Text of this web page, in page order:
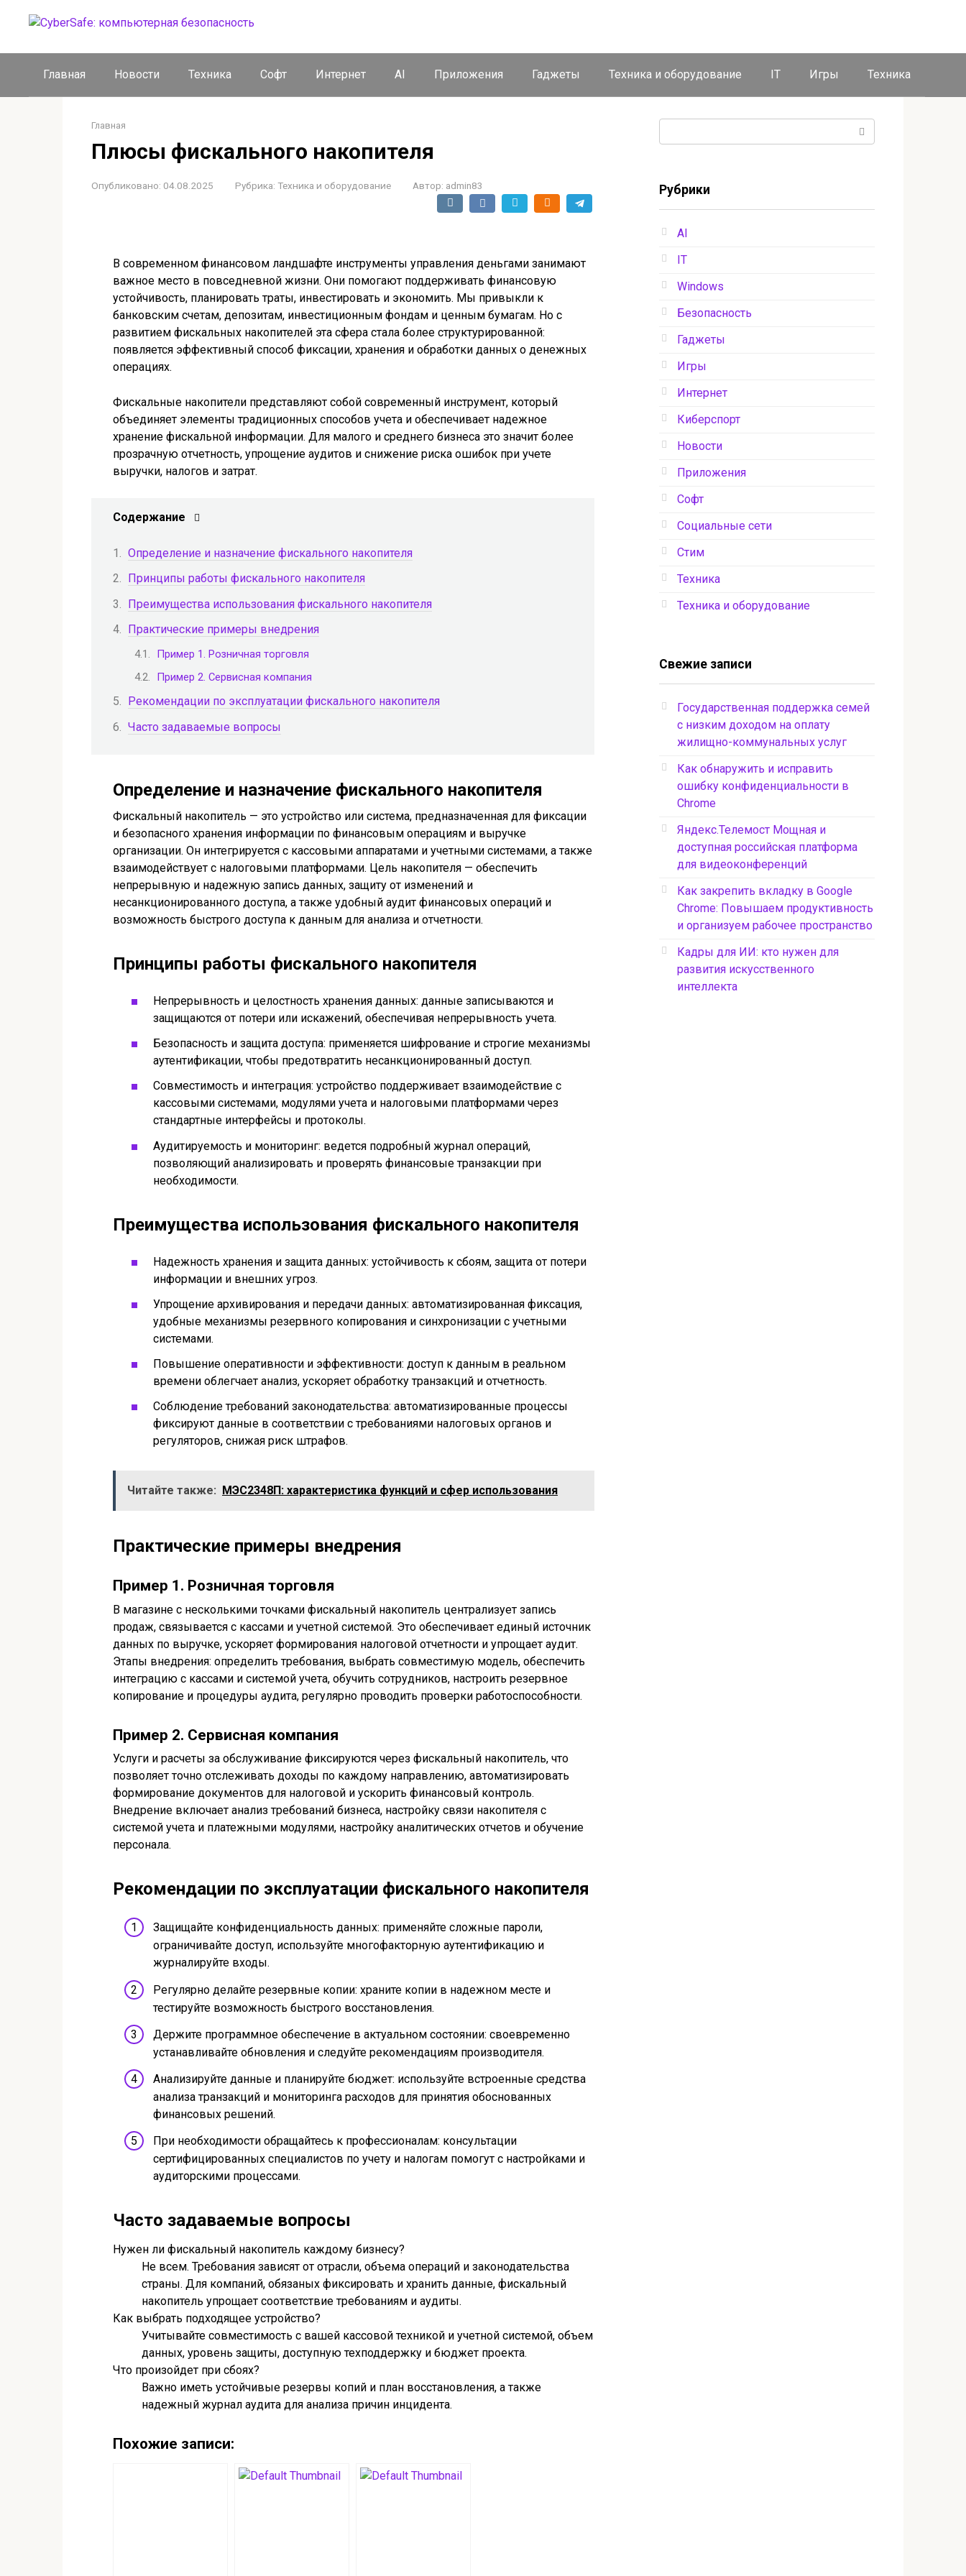
Главная Новости Техника Софт Интернет AI Приложения Гаджеты Техника и оборудование IT Игры Техника
Главная
Плюсы фискального накопителя
Опубликовано: 04.08.2025 Рубрика: Техника и оборудование Автор: admin83
В современном финансовом ландшафте инструменты управления деньгами занимают
важное место в повседневной жизни. Они помогают поддерживать финансовую
устойчивость, планировать траты, инвестировать и экономить. Мы привыкли к
банковским счетам, депозитам, инвестиционным фондам и ценным бумагам. Но с
развитием фискальных накопителей эта сфера стала более структурированной:
появляется эффективный способ фиксации, хранения и обработки данных о денежных
операциях.
Фискальные накопители представляют собой современный инструмент, который
объединяет элементы традиционных способов учета и обеспечивает надежное
хранение фискальной информации. Для малого и среднего бизнеса это значит более
прозрачную отчетность, упрощение аудитов и снижение риска ошибок при учете
выручки, налогов и затрат.
Содержание
Определение и назначение фискального накопителя
Принципы работы фискального накопителя
Преимущества использования фискального накопителя
Практические примеры внедрения
Пример 1. Розничная торговля
Пример 2. Сервисная компания
Рекомендации по эксплуатации фискального накопителя
Часто задаваемые вопросы
Определение и назначение фискального накопителя
Фискальный накопитель — это устройство или система, предназначенная для фиксации
и безопасного хранения информации по финансовым операциям и выручке
организации. Он интегрируется с кассовыми аппаратами и учетными системами, а также
взаимодействует с налоговыми платформами. Цель накопителя — обеспечить
непрерывную и надежную запись данных, защиту от изменений и
несанкционированного доступа, а также удобный аудит финансовых операций и
возможность быстрого доступа к данным для анализа и отчетности.
Принципы работы фискального накопителя
Непрерывность и целостность хранения данных: данные записываются и
защищаются от потери или искажений, обеспечивая непрерывность учета.
Безопасность и защита доступа: применяется шифрование и строгие механизмы
аутентификации, чтобы предотвратить несанкционированный доступ.
Совместимость и интеграция: устройство поддерживает взаимодействие с
кассовыми системами, модулями учета и налоговыми платформами через
стандартные интерфейсы и протоколы.
Аудитируемость и мониторинг: ведется подробный журнал операций,
позволяющий анализировать и проверять финансовые транзакции при
необходимости.
Преимущества использования фискального накопителя
Надежность хранения и защита данных: устойчивость к сбоям, защита от потери
информации и внешних угроз.
Упрощение архивирования и передачи данных: автоматизированная фиксация,
удобные механизмы резервного копирования и синхронизации с учетными
системами.
Повышение оперативности и эффективности: доступ к данным в реальном
времени облегчает анализ, ускоряет обработку транзакций и отчетность.
Соблюдение требований законодательства: автоматизированные процессы
фиксируют данные в соответствии с требованиями налоговых органов и
регуляторов, снижая риск штрафов.
Читайте также: МЭС2348П: характеристика функций и сфер использования
Практические примеры внедрения
Пример 1. Розничная торговля
В магазине с несколькими точками фискальный накопитель централизует запись
продаж, связывается с кассами и учетной системой. Это обеспечивает единый источник
данных по выручке, ускоряет формирования налоговой отчетности и упрощает аудит.
Этапы внедрения: определить требования, выбрать совместимую модель, обеспечить
интеграцию с кассами и системой учета, обучить сотрудников, настроить резервное
копирование и процедуры аудита, регулярно проводить проверки работоспособности.
Пример 2. Сервисная компания
Услуги и расчеты за обслуживание фиксируются через фискальный накопитель, что
позволяет точно отслеживать доходы по каждому направлению, автоматизировать
формирование документов для налоговой и ускорить финансовый контроль.
Внедрение включает анализ требований бизнеса, настройку связи накопителя с
системой учета и платежными модулями, настройку аналитических отчетов и обучение
персонала.
Рекомендации по эксплуатации фискального накопителя
Защищайте конфиденциальность данных: применяйте сложные пароли,
ограничивайте доступ, используйте многофакторную аутентификацию и
журналируйте входы.
Регулярно делайте резервные копии: храните копии в надежном месте и
тестируйте возможность быстрого восстановления.
Держите программное обеспечение в актуальном состоянии: своевременно
устанавливайте обновления и следуйте рекомендациям производителя.
Анализируйте данные и планируйте бюджет: используйте встроенные средства
анализа транзакций и мониторинга расходов для принятия обоснованных
финансовых решений.
При необходимости обращайтесь к профессионалам: консультации
сертифицированных специалистов по учету и налогам помогут с настройками и
аудиторскими процессами.
Часто задаваемые вопросы
Нужен ли фискальный накопитель каждому бизнесу?
Не всем. Требования зависят от отрасли, объема операций и законодательства
страны. Для компаний, обязаных фиксировать и хранить данные, фискальный
накопитель упрощает соответствие требованиям и аудиты.
Как выбрать подходящее устройство?
Учитывайте совместимость с вашей кассовой техникой и учетной системой, объем
данных, уровень защиты, доступную техподдержку и бюджет проекта.
Что произойдет при сбоях?
Важно иметь устойчивые резервы копий и план восстановления, а также
надежный журнал аудита для анализа причин инцидента.
Похожие записи:
Рубрики
AI
IT
Windows
Безопасность
Гаджеты
Игры
Интернет
Киберспорт
Новости
Приложения
Софт
Социальные сети
Стим
Техника
Техника и оборудование
Свежие записи
Государственная поддержка семей
с низким доходом на оплату
жилищно-коммунальных услуг
Как обнаружить и исправить
ошибку конфиденциальности в
Chrome
Яндекс.Телемост Мощная и
доступная российская платформа
для видеоконференций
Как закрепить вкладку в Google
Chrome: Повышаем продуктивность
и организуем рабочее пространство
Кадры для ИИ: кто нужен для
развития искусственного
интеллекта